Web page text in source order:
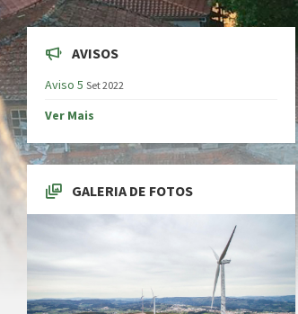
AVISOS
Aviso 5 Set 2022
Ver Mais
GALERIA DE FOTOS